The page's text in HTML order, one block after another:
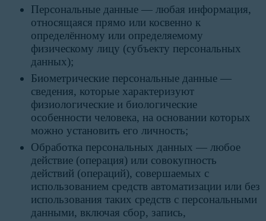
Персональные данные — любая информация,
относящаяся прямо или косвенно к
определённому или определяемому
физическому лицу (субъекту персональных
данных);
Биометрические персональные данные —
сведения, которые характеризуют
физиологические и биологические
особенности человека, на основании которых
можно установить его личность;
Обработка персональных данных — любое
действие (операция) или совокупность
действий (операций), совершаемых с
использованием средств автоматизации или без
использования таких средств с персональными
данными, включая сбор, запись,